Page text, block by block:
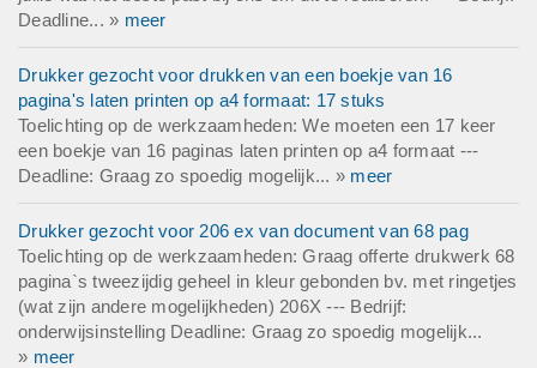
Deadline... » meer
Drukker gezocht voor drukken van een boekje van 16
pagina's laten printen op a4 formaat: 17 stuks
Toelichting op de werkzaamheden: We moeten een 17 keer
een boekje van 16 paginas laten printen op a4 formaat ---
Deadline: Graag zo spoedig mogelijk... » meer
Drukker gezocht voor 206 ex van document van 68 pag
Toelichting op de werkzaamheden: Graag offerte drukwerk 68
pagina`s tweezijdig geheel in kleur gebonden bv. met ringetjes
(wat zijn andere mogelijkheden) 206X --- Bedrijf:
onderwijsinstelling Deadline: Graag zo spoedig mogelijk...
» meer